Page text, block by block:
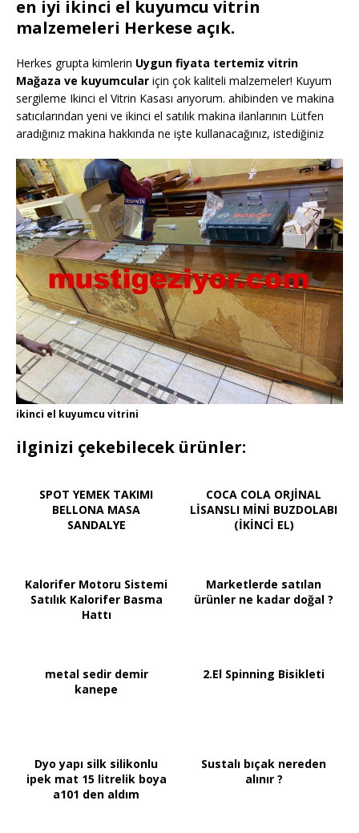
en iyi ikinci el kuyumcu vitrin
malzemeleri Herkese açık.
Herkes grupta kimlerin Uygun fiyata tertemiz vitrin
Mağaza ve kuyumcular için çok kaliteli malzemeler! Kuyum
sergileme Ikinci el Vitrin Kasası arıyorum. ahibinden ve makina
satıcılarından yeni ve ikinci el satılık makina ilanlarının Lütfen
aradığınız makina hakkında ne işte kullanacağınız, istediğiniz
ikinci el kuyumcu vitrini
ilginizi çekebilecek ürünler:
SPOT YEMEK TAKIMI
BELLONA MASA
SANDALYE
COCA COLA ORJİNAL
LİSANSLI MİNİ BUZDOLABI
(İKİNCİ EL)
Kalorifer Motoru Sistemi
Satılık Kalorifer Basma
Hattı
Marketlerde satılan
ürünler ne kadar doğal ?
metal sedir demir
kanepe
2.El Spinning Bisikleti
Dyo yapı silk silikonlu
ipek mat 15 litrelik boya
a101 den aldım
Sustalı bıçak nereden
alınır ?